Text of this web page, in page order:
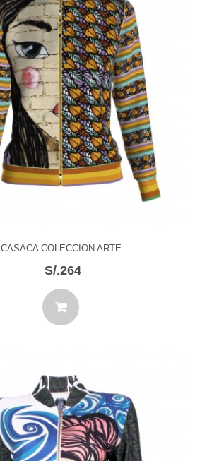
CASACA COLECCION ARTE
S/.264